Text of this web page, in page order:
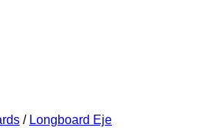
/ Longboard Eje